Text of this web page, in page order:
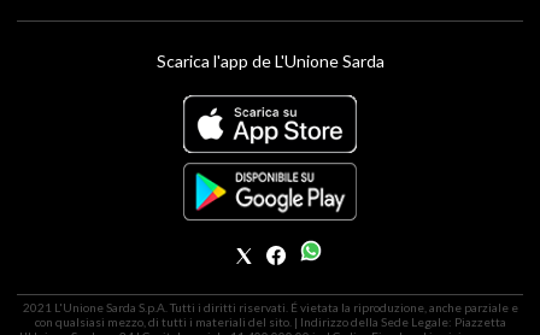
Scarica l'app de L'Unione Sarda
2021 L'Unione Sarda S.p.A. Tutti i diritti riservati. É vietata la riproduzione, anche parziale e
con qualsiasi mezzo, di tutti i materiali del sito. | Indirizzo della Sede Legale: Piazzetta